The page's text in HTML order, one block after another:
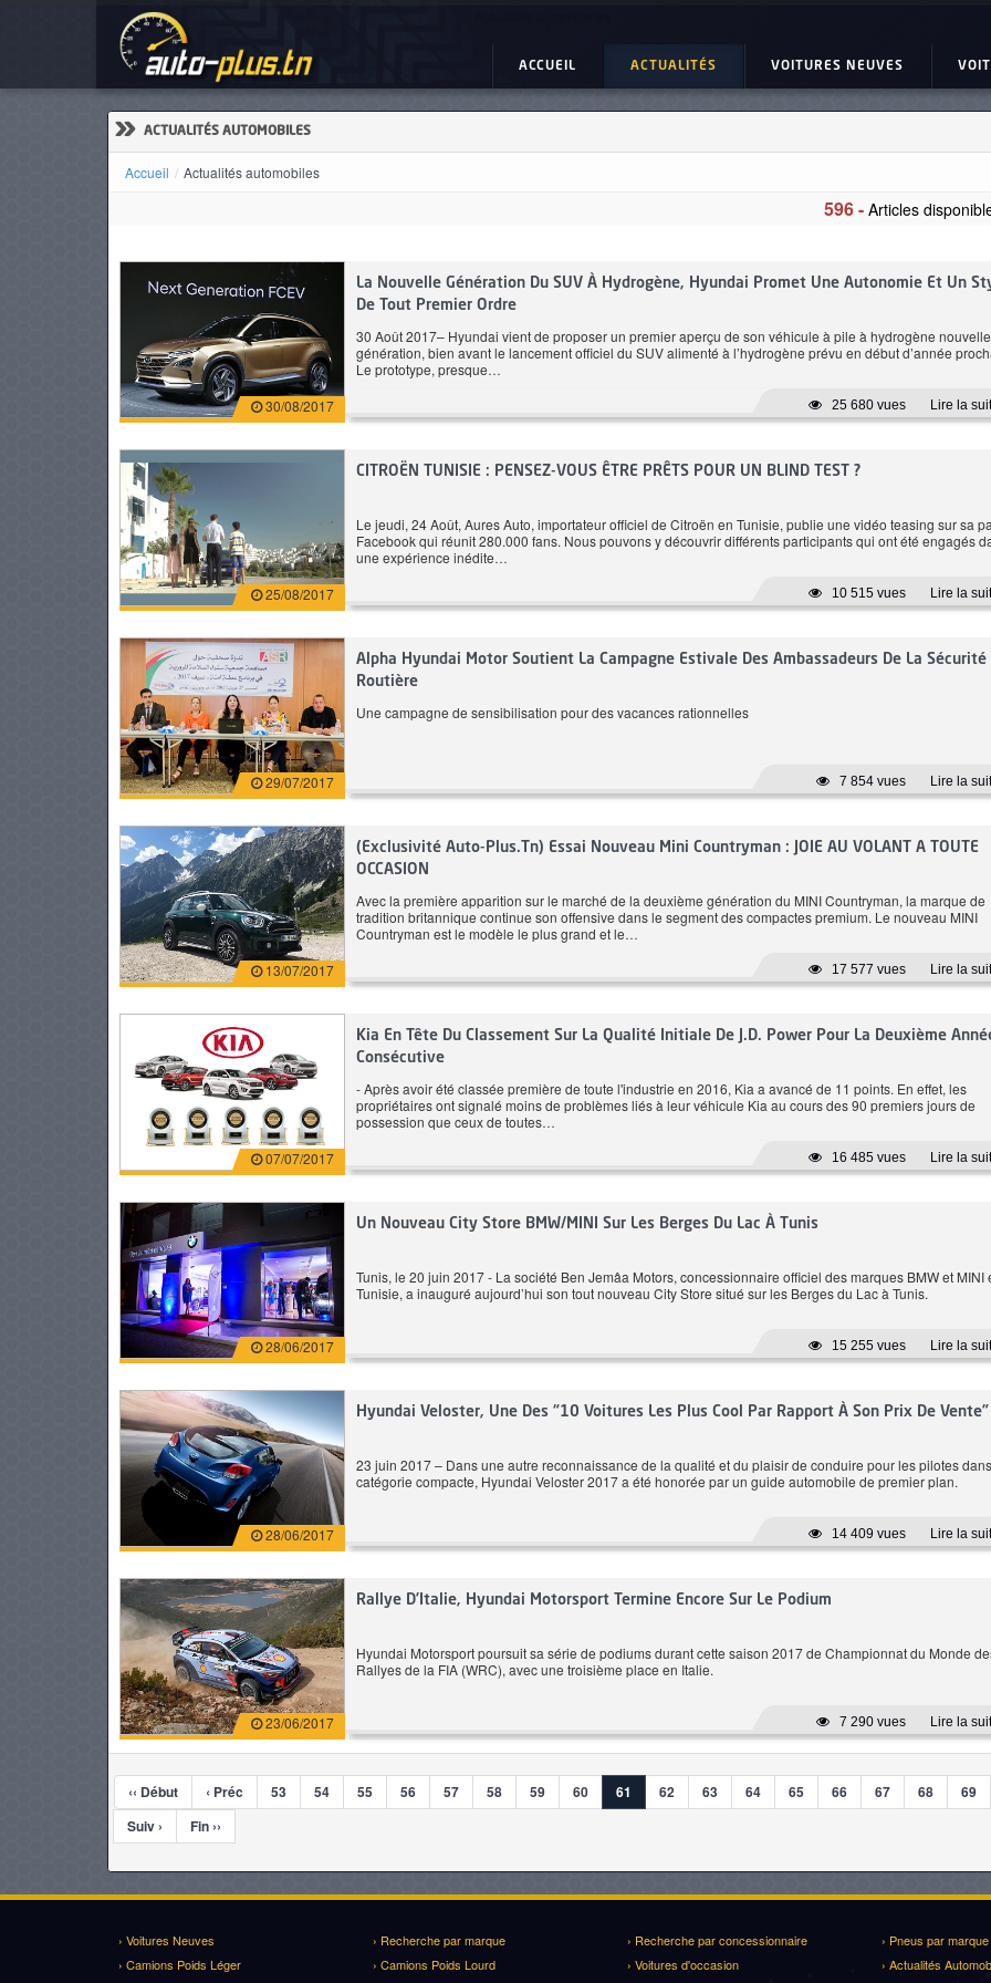
ACCUEIL ACTUALITÉS VOITURES NEUVES
» ACTUALITÉS AUTOMOBILES
Accueil Actualités automobiles
596 - Articles
30/08/2017
La Nouvelle Génération Du SUV À Hydrogène, Hyundai Promet Une Autonomie Et Un
De Tout Premier Ordre
30 Août 2017– Hyundai vient de proposer un premier aperçu de son véhicule à pile à hydrogène nouvelle
génération, bien avant le lancement officiel du SUV alimenté à l’hydrogène prévu en début d’année
Le prototype, presque…
25 680 vues Lire la
25/08/2017
CITROËN TUNISIE : PENSEZ-VOUS ÊTRE PRÊTS POUR UN BLIND TEST ?
Le jeudi, 24 Août, Aures Auto, importateur officiel de Citroën en Tunisie, publie une vidéo teasing sur sa
Facebook qui réunit 280.000 fans. Nous pouvons y découvrir différents participants qui ont été engagés
une expérience inédite…
10 515 vues Lire la
29/07/2017
Alpha Hyundai Motor Soutient La Campagne Estivale Des Ambassadeurs De La Sécurité
Routière
Une campagne de sensibilisation pour des vacances rationnelles
7 854 vues Lire la
13/07/2017
(Exclusivité Auto-Plus.tn) Essai Nouveau Mini Countryman : JOIE AU VOLANT A TOUTE
OCCASION
Avec la première apparition sur le marché de la deuxième génération du MINI Countryman, la marque de
tradition britannique continue son offensive dans le segment des compactes premium. Le nouveau MINI
Countryman est le modèle le plus grand et le…
17 577 vues Lire la
07/07/2017
Kia En Tête Du Classement Sur La Qualité Initiale De J.D. Power Pour La Deuxième
Consécutive
- Après avoir été classée première de toute l'industrie en 2016, Kia a avancé de 11 points. En effet, les
propriétaires ont signalé moins de problèmes liés à leur véhicule Kia au cours des 90 premiers jours de
possession que ceux de toutes…
16 485 vues Lire la
28/06/2017
Un Nouveau City Store BMW/MINI Sur Les Berges Du Lac À Tunis
Tunis, le 20 juin 2017 - La société Ben Jemâa Motors, concessionnaire officiel des marques BMW et MINI
Tunisie, a inauguré aujourd’hui son tout nouveau City Store situé sur les Berges du Lac à Tunis.
15 255 vues Lire la
28/06/2017
Hyundai Veloster, Une Des “10 Voitures Les Plus Cool Par Rapport À Son Prix De Vente”
23 juin 2017 – Dans une autre reconnaissance de la qualité et du plaisir de conduire pour les pilotes
catégorie compacte, Hyundai Veloster 2017 a été honorée par un guide automobile de premier plan.
14 409 vues Lire la
23/06/2017
Rallye D’Italie, Hyundai Motorsport Termine Encore Sur Le Podium
Hyundai Motorsport poursuit sa série de podiums durant cette saison 2017 de Championnat du Monde
Rallyes de la FIA (WRC), avec une troisième place en Italie.
7 290 vues Lire la
‹‹ Début ‹ Préc 53 54 55 56 57 58 59 60 61 62 63 64 65 66 67 68
69
Suiv ›
Fin ››
184 CH
Essence
6.6 L/100 km
Automatique
Prix: 279 900 DT
Standard Range GT-LINE
170 CH
Prix: 179 980 DT
6.6 L/100 km
Prix: 279 900 DT
BMW Serie 4 Gran Coupe
420i Pack M
184 CH
Essence
6.6 L/100 km
Automatique
Prix: 279 900 DT Prix: 114 980 DT
› Voitures Neuves › Recherche par marque › Recherche par concessionnaire
› Pneus par marque
› Camions Poids Léger
› Camions Poids Lourd › Voitures d'occasion
› Actualités
ACTUALITÉS
D'OCCASION